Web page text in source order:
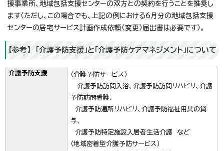
援事業所、地域包括支援センターの双方との契約を行うことを推奨し
ます（ただし、この場合でも、上記の例における6月分の地域包括支援
センターの居宅サービス計画作成依頼（変更）届出書は必要です）。
【参考】 「介護予防支援」と「介護予防ケアマネジメント」について
介護予防支援
（介護予防サービス）
介護予防訪問入浴、介護予防訪問リハビリ、介護
予防訪問看護、
介護予防通所リハビリ、介護予防福祉用具の貸
与、
介護予防特定施設入居者生活介護 など
（地域密着型介護予防サービス）